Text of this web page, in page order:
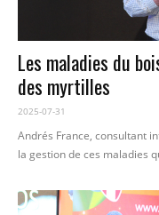
Les maladies du
des myrtilles
2025-07-31
Andrés France, consultant
la gestion de ces maladies